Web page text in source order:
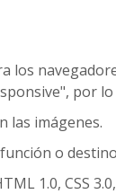
los
por
las imágenes.
o
1.0, CSS